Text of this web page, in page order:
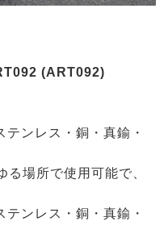
(ART092)
テンレス・銅・真鍮・
る場所で使用可能で、
テンレス・銅・真鍮・